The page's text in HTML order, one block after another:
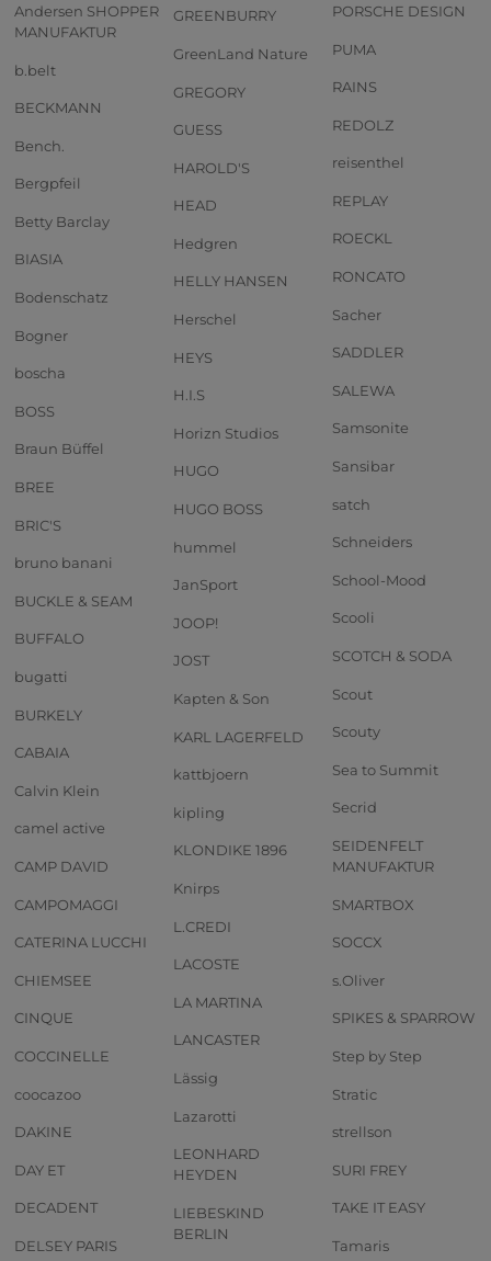
Andersen SHOPPER
MANUFAKTUR
b.belt
BECKMANN
Bench.
Bergpfeil
Betty Barclay
BIASIA
Bodenschatz
Bogner
boscha
BOSS
Braun Büffel
BREE
BRIC'S
bruno banani
BUCKLE & SEAM
BUFFALO
bugatti
BURKELY
CABAIA
Calvin Klein
camel active
CAMP DAVID
CAMPOMAGGI
CATERINA LUCCHI
CHIEMSEE
CINQUE
COCCINELLE
coocazoo
DAKINE
DAY ET
DECADENT
DELSEY PARIS
GREENBURRY
GreenLand Nature
GREGORY
GUESS
HAROLD'S
HEAD
Hedgren
HELLY HANSEN
Herschel
HEYS
H.I.S
Horizn Studios
HUGO
HUGO BOSS
hummel
JanSport
JOOP!
JOST
Kapten & Son
KARL LAGERFELD
kattbjoern
kipling
KLONDIKE 1896
Knirps
L.CREDI
LACOSTE
LA MARTINA
LANCASTER
Lässig
Lazarotti
LEONHARD
HEYDEN
LIEBESKIND
BERLIN
PORSCHE DESIGN
PUMA
RAINS
REDOLZ
reisenthel
REPLAY
ROECKL
RONCATO
Sacher
SADDLER
SALEWA
Samsonite
Sansibar
satch
Schneiders
School-Mood
Scooli
SCOTCH & SODA
Scout
Scouty
Sea to Summit
Secrid
SEIDENFELT
MANUFAKTUR
SMARTBOX
SOCCX
s.Oliver
SPIKES & SPARROW
Step by Step
Stratic
strellson
SURI FREY
TAKE IT EASY
Tamaris